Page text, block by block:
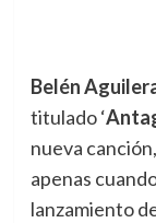
Belén
titulado ‘
nueva
apenas
lanzamiento